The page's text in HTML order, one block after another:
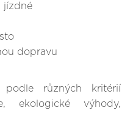
jízdné
dopravu
podle různých kritérií
ekologické výhody,